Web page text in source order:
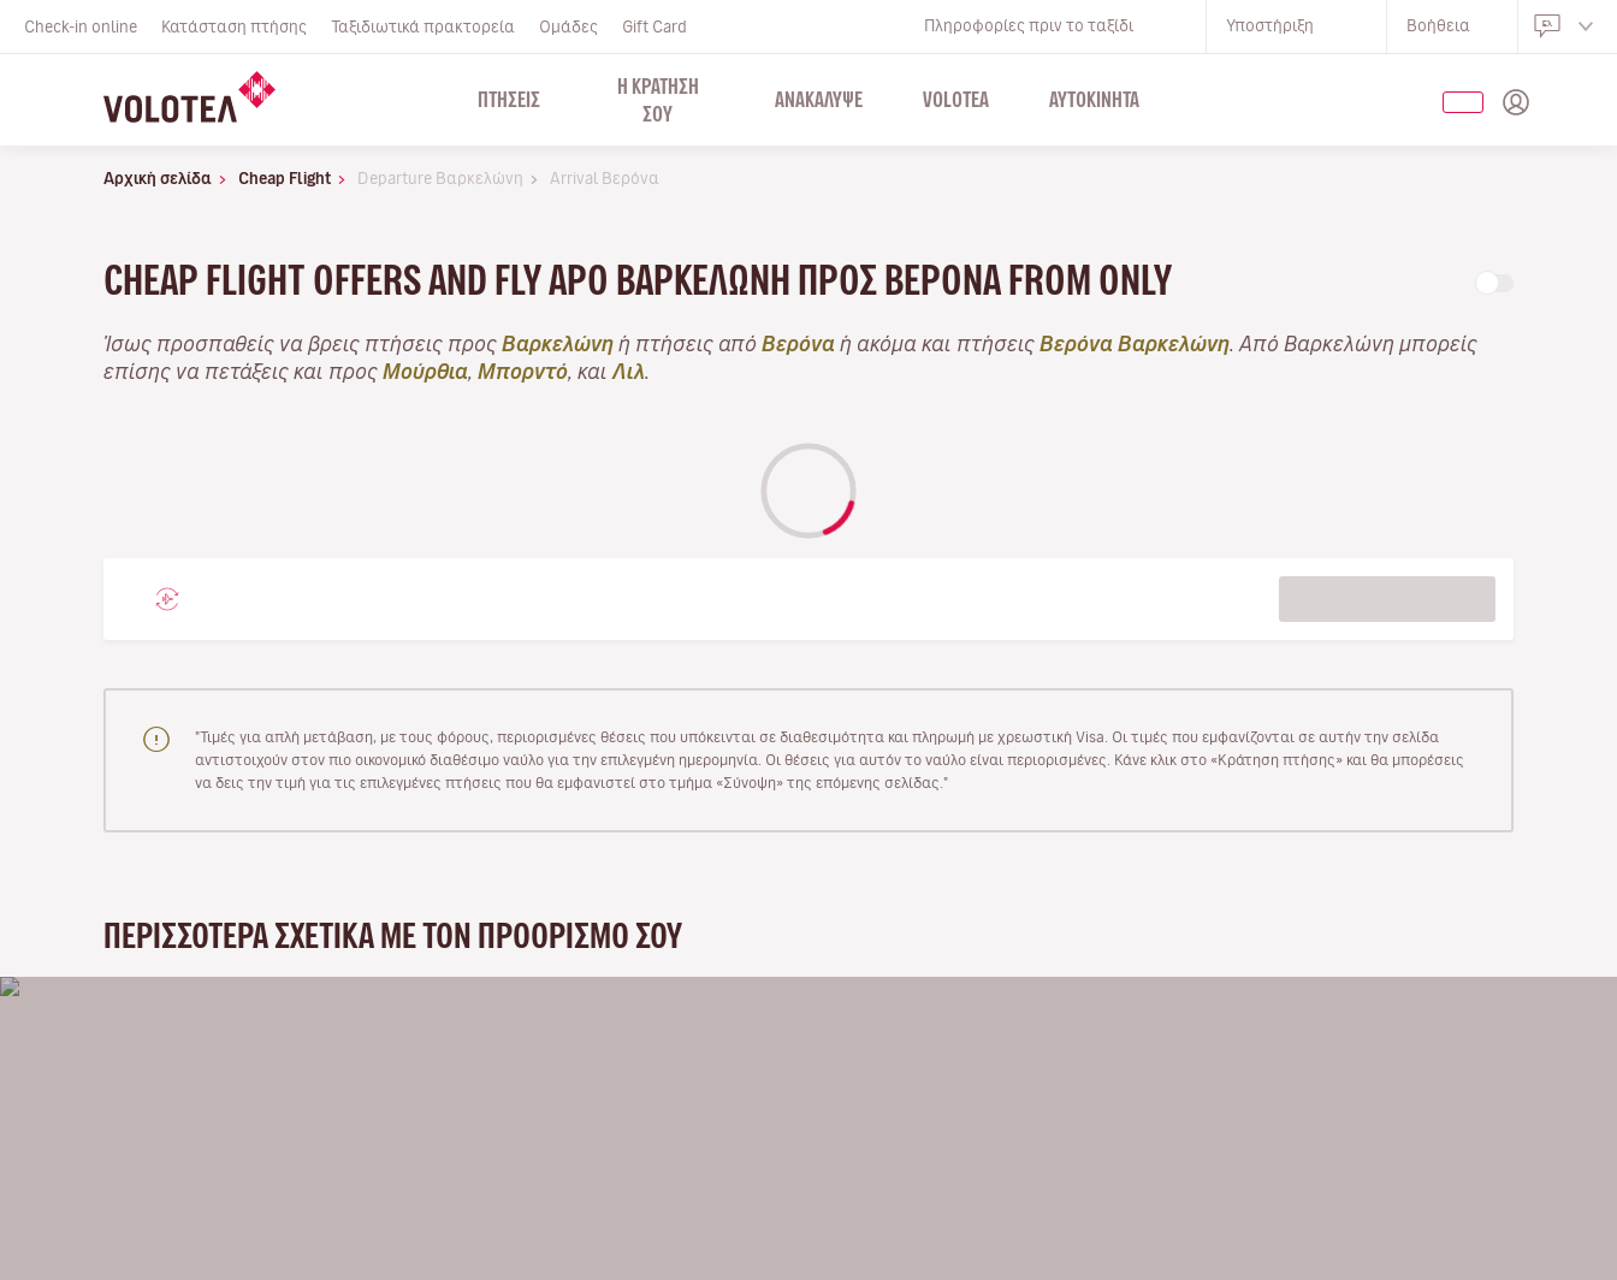
Check-in online Κατάσταση πτήσης Ταξιδιωτικά πρακτορεία Ομάδες Gift Card Πληροφορίες πριν το ταξίδι Υποστήριξη Βοήθεια
ΠΤΉΣΕΙΣ
Η ΚΡΑΤΗΣΗ
ΣΟΥ
ΑΝΑΚΑΛΥΨΕ VOLOTEA ΑΥΤΟΚΊΝΗΤΑ
Αρχική σελίδα Cheap Flight Departure Βαρκελώνη Arrival Βερόνα
CHEAP FLIGHT OFFERS AND FLY APO ΒΑΡΚΕΛΏΝΗ ΠΡΟΣ ΒΕΡΌΝΑ FROM ONLY
Ίσως προσπαθείς να βρεις πτήσεις προς Βαρκελώνη ή πτήσεις από Βερόνα ή ακόμα και πτήσεις Βερόνα Βαρκελώνη . Από Βαρκελώνη μπορείς
επίσης να πετάξεις και προς Μούρθια Μπορντό , και Λιλ
"Τιμές για απλή μετάβαση, με τους φόρους, περιορισμένες θέσεις που υπόκεινται σε διαθεσιμότητα και πληρωμή με χρεωστική Visa. Οι τιμές που εμφανίζονται σε αυτήν την σελίδα
αντιστοιχούν στον πιο οικονομικό διαθέσιμο ναύλο για την επιλεγμένη ημερομηνία. Οι θέσεις για αυτόν το ναύλο είναι περιορισμένες. Κάνε κλικ στο «Κράτηση πτήσης» και θα μπορέσεις
να δεις την τιμή για τις επιλεγμένες πτήσεις που θα εμφανιστεί στο τμήμα «Σύνοψη» της επόμενης σελίδας."
ΠΕΡΙΣΣΌΤΕΡΑ ΣΧΕΤΙΚΆ ΜΕ ΤΟΝ ΠΡΟΟΡΙΣΜΌ ΣΟΥ